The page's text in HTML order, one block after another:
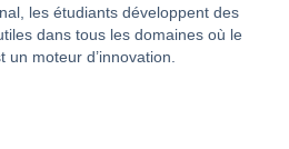
les étudiants développent des
dans tous les domaines où le
un moteur d’innovation.